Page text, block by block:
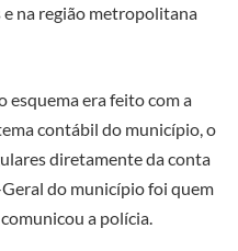
e na região metropolitana
esquema era feito com a
contábil do município, o
diretamente da conta
do município foi quem
a polícia.